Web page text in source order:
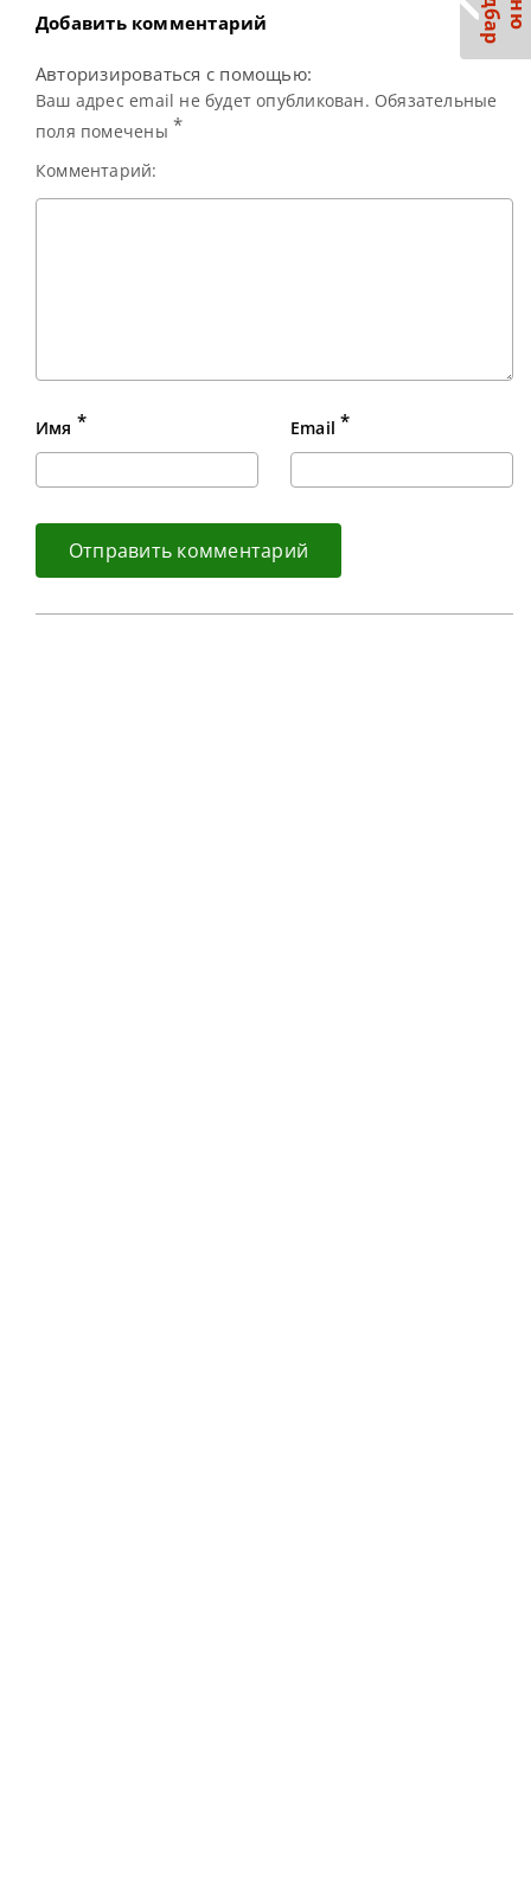
Добавить комментарий
Авторизироваться с помощью:
Ваш адрес email не будет опубликован. Обязательные
поля помечены *
Комментарий:
Имя * Email *